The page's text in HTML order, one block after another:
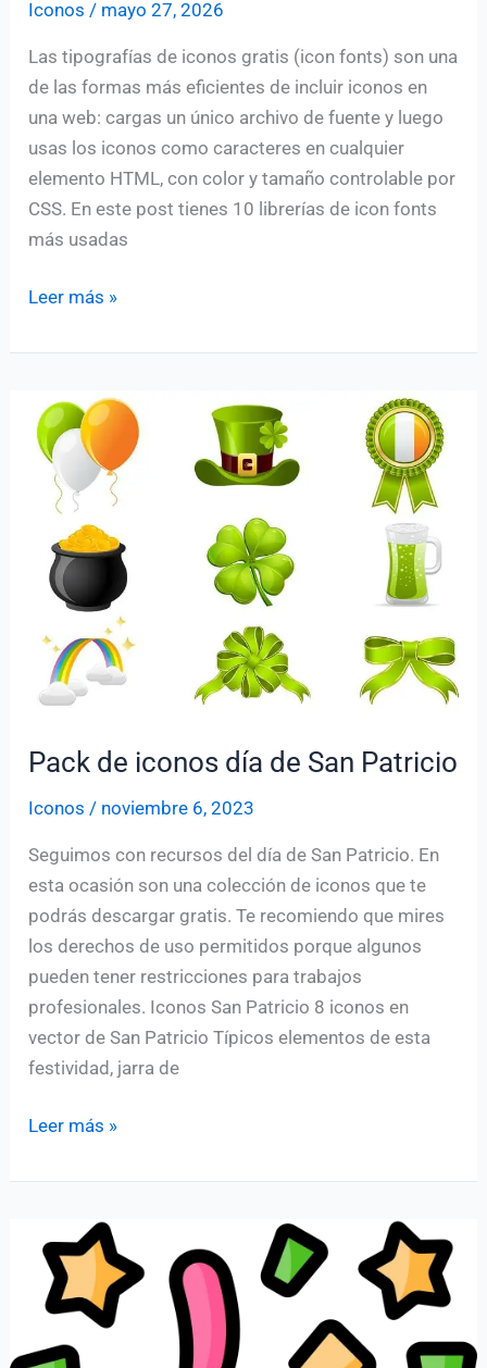
Iconos / mayo 27, 2026
Las tipografías de iconos gratis (icon fonts) son una
de las formas más eficientes de incluir iconos en
una web: cargas un único archivo de fuente y luego
usas los iconos como caracteres en cualquier
elemento HTML, con color y tamaño controlable por
CSS. En este post tienes 10 librerías de icon fonts
más usadas
10
de
gratis
para
web
(Font
Awesome
más,
2026)
Leer más »
Pack de iconos día de San Patricio
Iconos / noviembre 6, 2023
Seguimos con recursos del día de San Patricio. En
esta ocasión son una colección de iconos que te
podrás descargar gratis. Te recomiendo que mires
los derechos de uso permitidos porque algunos
pueden tener restricciones para trabajos
profesionales. Iconos San Patricio 8 iconos en
vector de San Patricio Típicos elementos de esta
festividad, jarra de
Pack
iconos
de
San
Patricio
Leer más »